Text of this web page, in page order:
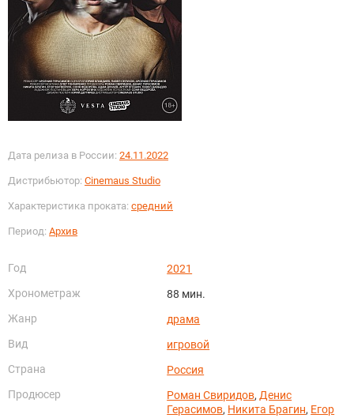
Дата релиза в России: 24.11.2022
Дистрибьютор: Cinemaus Studio
Характеристика проката: средний
Период: Архив
Год
2021
Хронометраж
88 мин.
Жанр
драма
Вид
игровой
Страна
Россия
Продюсер
Роман Свиридов, Денис
Герасимов, Никита Брагин, Егор